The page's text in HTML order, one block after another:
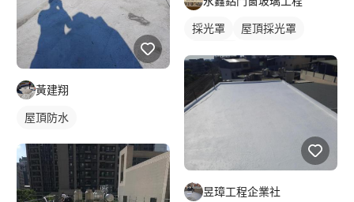
黃建翔
屋頂防水
採光罩
屋頂採光罩
昱璋工程企業社